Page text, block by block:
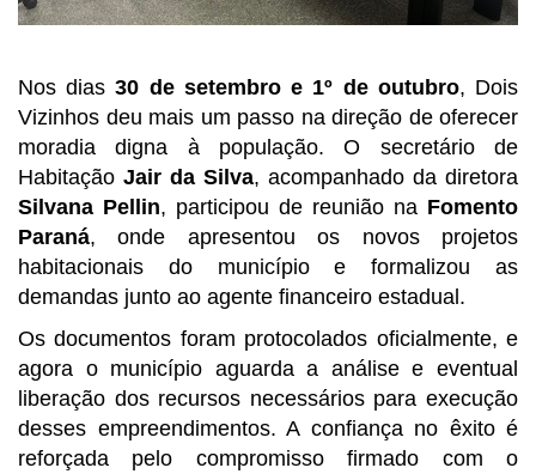
Nos dias30 de setembro e 1º de outubro, Dois
Vizinhos deu mais um passo na direção de oferecer
moradia digna à população. O secretário de
Habitação Jair da Silva, acompanhado da diretora
Silvana Pellin, participou de reunião na Fomento
Paraná, onde apresentou os novos projetos
habitacionais do município e formalizou as
demandas junto ao agente financeiro estadual.
Os documentos foram protocolados oficialmente, e
agora o município aguarda a análise e eventual
liberação dos recursos necessários para execução
desses empreendimentos. A confiança no êxito é
reforçada pelo compromisso firmado com o